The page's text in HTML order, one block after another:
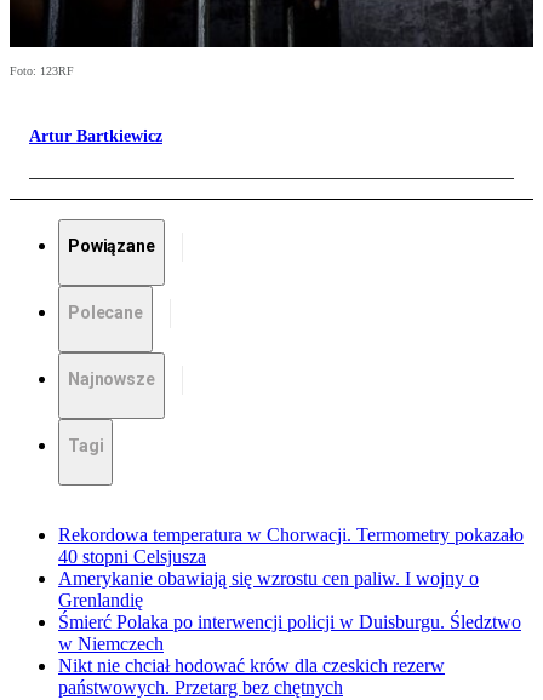
Foto: 123RF
Artur Bartkiewicz
Powiązane
Polecane
Najnowsze
Tagi
Rekordowa temperatura w Chorwacji. Termometry pokazało
40 stopni Celsjusza
Amerykanie obawiają się wzrostu cen paliw. I wojny o
Grenlandię
Śmierć Polaka po interwencji policji w Duisburgu. Śledztwo
w Niemczech
Nikt nie chciał hodować krów dla czeskich rezerw
państwowych. Przetarg bez chętnych